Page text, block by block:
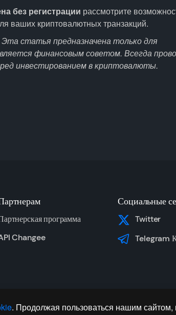
без регистрации рассмотрите
ваших криптовалютных транзакций.
статья предназначена только для
финансовым советом. Всегда
инвестированием в криптовалюты.
. Продолжая пользоваться нашим сайтом,
программа
Changee
Социальные
Twitter
Telegram